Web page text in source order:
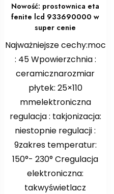
Nowość: prostownica eta
fenite lcd 933690000 w
super cenie
Najważniejsze cechy:moc
: 45 Wpowierzchnia :
ceramicznarozmiar
płytek: 25×110
mmelektroniczna
regulacja : takjonizacja:
niestopnie regulacji :
9zakres temperatur:
150°- 230° Cregulacja
elektroniczna:
takwyświetlacz